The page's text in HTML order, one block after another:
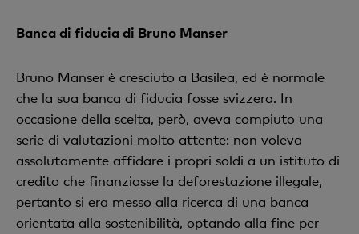
Banca di fiducia di Bruno Manser
Bruno Manser è cresciuto a Basilea, ed è normale
che la sua banca di fiducia fosse svizzera. In
occasione della scelta, però, aveva compiuto una
serie di valutazioni molto attente: non voleva
assolutamente affidare i propri soldi a un istituto di
credito che finanziasse la deforestazione illegale,
pertanto si era messo alla ricerca di una banca
orientata alla sostenibilità, optando alla fine per